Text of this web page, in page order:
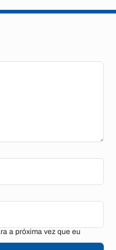
a próxima vez que eu